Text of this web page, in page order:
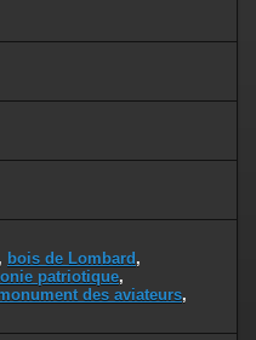
, bois de Lombard,
patriotique,
des aviateurs,